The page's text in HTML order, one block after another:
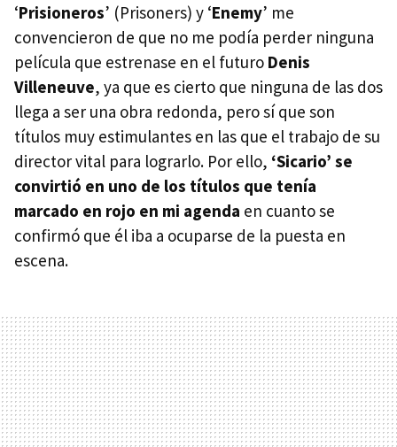
‘Prisioneros’ (Prisoners) y ‘Enemy’ me
convencieron de que no me podía perder ninguna
película que estrenase en el futuro Denis
Villeneuve, ya que es cierto que ninguna de las dos
llega a ser una obra redonda, pero sí que son
títulos muy estimulantes en las que el trabajo de su
director vital para lograrlo. Por ello, ‘Sicario’ se
convirtió en uno de los títulos que tenía
marcado en rojo en mi agenda en cuanto se
confirmó que él iba a ocuparse de la puesta en
escena.